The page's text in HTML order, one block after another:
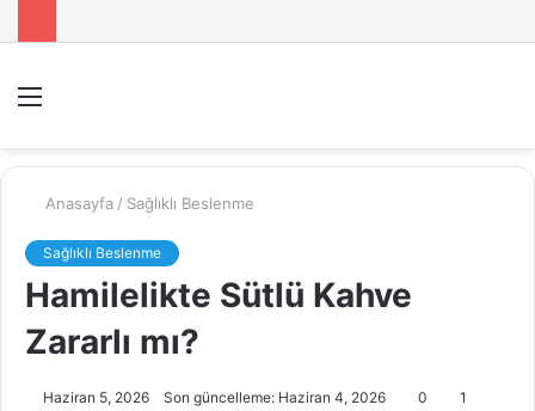
...
Anasayfa / Sağlıklı Beslenme
Sağlıklı Beslenme
Hamilelikte Sütlü Kahve
Zararlı mı?
Haziran 5, 2026 Son güncelleme: Haziran 4, 2026 0 1